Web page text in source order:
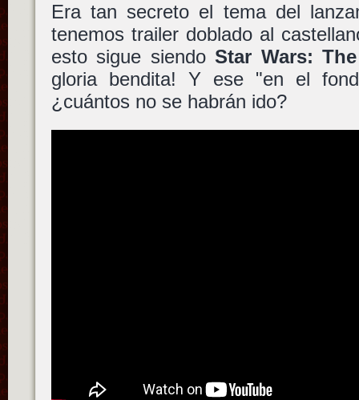
Era tan secreto el tema del
tenemos trailer doblado al
esto sigue siendoStar Wars:
gloria bendita! Y ese "en el
¿cuántos no se habrán ido?